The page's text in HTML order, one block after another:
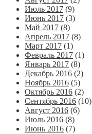
Июль 2017 (9)
Июнь 2017 (3)
Май 2017 (8)
Апрель 2017 (8)
Март 2017 (1)
Февраль 2017 (1)
Январь 2017 (8)
Декабрь 2016 (2)
Ноябрь 2016 (5)
Октябрь 2016 (2)
Сентябрь 2016 (10)
Август 2016 (6)
Июль 2016 (8)
Июнь 2016 (7)